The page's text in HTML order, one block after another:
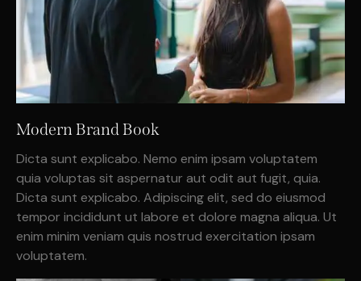
Modern Brand Book
Dicta sunt explicabo. Nemo enim ipsam voluptatem
quia voluptas sit aspernatur aut odit aut fugit, quia.
Dicta sunt explicabo. Adipiscing elit, sed do eiusmod
tempor incididunt ut labore et dolore magna aliqua. Ut
enim minim veniam quis nostrud exercitation ipsam
voluptatem.